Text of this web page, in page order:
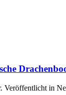
Veröffentlicht in